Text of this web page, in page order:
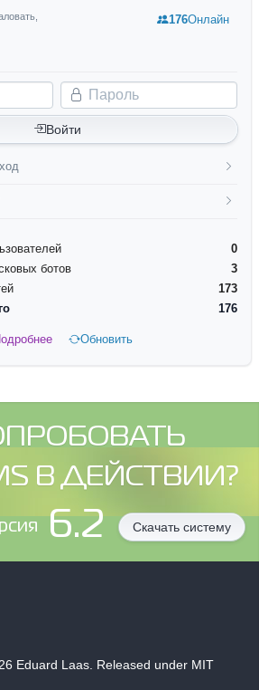
Пароль
Войти
176Онлайн
0
ботов
3
173
176
Обновить
В ДЕЙСТВИИ?
6.2 Скачать систему
Eduard Laas. Released under MIT